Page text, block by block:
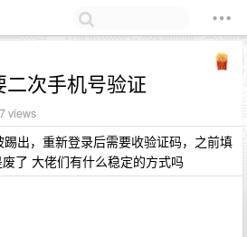
次手机号验证
views
出，重新登录后需要收验证码，之前填
了 大佬们有什么稳定的方式吗